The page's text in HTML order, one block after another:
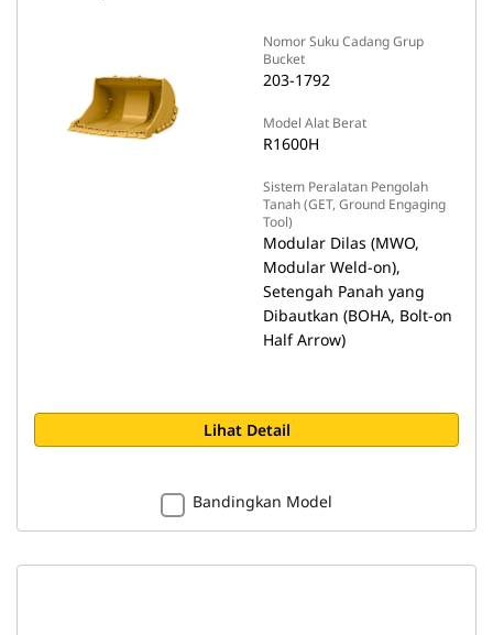
Nomor Suku Cadang Grup
Bucket
203-1792
Model Alat Berat
R1600H
Sistem Peralatan Pengolah
Tanah (GET, Ground Engaging
Tool)
Modular Dilas (MWO,
Modular Weld-on),
Setengah Panah yang
Dibautkan (BOHA, Bolt-on
Half Arrow)
Lihat Detail
Bandingkan Model